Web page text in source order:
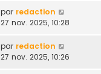
par redaction
27 nov. 2025, 10:28
par redaction
27 nov. 2025, 10:26